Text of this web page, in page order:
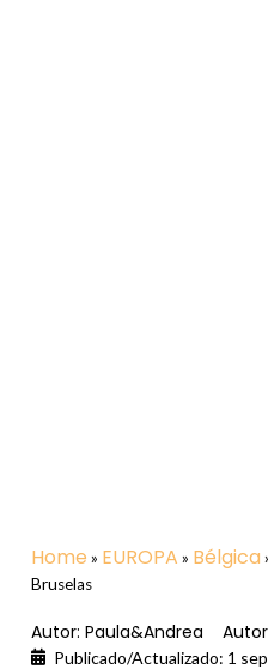
Home » EUROPA » Bélgica
Bruselas
Autor: Paula&Andrea
Publicado/Actualizado: 1